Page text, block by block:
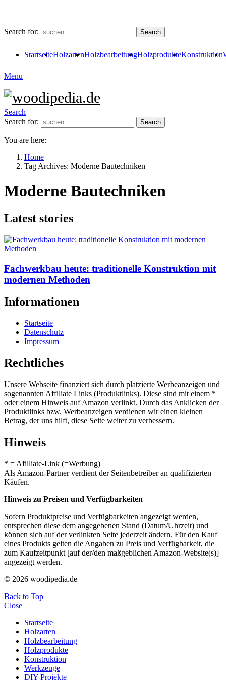
Search for: Search
StartseiteHolzartenHolzbearbeitungHolzprodukteKonstruktion
Menu
Search
Search for:
Search
You are here:
Home
Tag Archives: Moderne Bautechniken
Moderne Bautechniken
Latest stories
Fachwerkbau heute: traditionelle Konstruktion mit
modernen Methoden
Informationen
Startseite
Datenschutz
Impressum
Rechtliches
Unsere Webseite finanziert sich durch platzierte Werbeanzeigen und
sogenannten Affiliate Links (Produktlinks). Diese sind mit einem *
oder einem Hinweis auf Amazon verlinkt. Durch das Anklicken der
Produktlinks bzw. Werbeanzeigen verdienen wir einen kleinen
Betrag, der uns hilft, diese Seite weiter zu verbessern.
Hinweis
* = Afilliate-Link (=Werbung)
Als Amazon-Partner verdient der Seitenbetreiber an qualifizierten
Käufen.
Hinweis zu Preisen und Verfügbarkeiten
Sofern Produktpreise und Verfügbarkeiten angezeigt werden,
entsprechen diese dem angegebenen Stand (Datum/Uhrzeit) und
können sich auf der verlinkten Seite jederzeit ändern. Für den Kauf
eines Produkts gelten die Angaben zu Preis und Verfügbarkeit, die
zum Kaufzeitpunkt [auf der/den maßgeblichen Amazon-Website(s)]
angezeigt werden.
© 2026 woodipedia.de
Back to Top
Close
Startseite
Holzarten
Holzbearbeitung
Holzprodukte
Konstruktion
Werkzeuge
DIY-Projekte